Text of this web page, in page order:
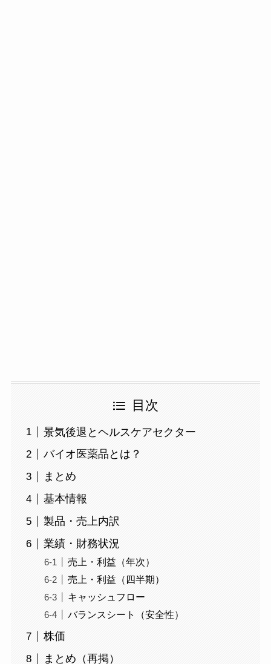
目次
景気後退とヘルスケアセクター
バイオ医薬品とは？
まとめ
基本情報
製品・売上内訳
業績・財務状況
売上・利益（年次）
売上・利益（四半期）
キャッシュフロー
バランスシート（安全性）
株価
まとめ（再掲）